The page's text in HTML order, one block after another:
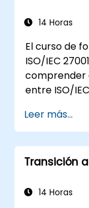
14 Horas
El curso de
ISO/IEC
comprender
entre ISO/IEC
presentados
Leer más...
Transición a
14 Horas